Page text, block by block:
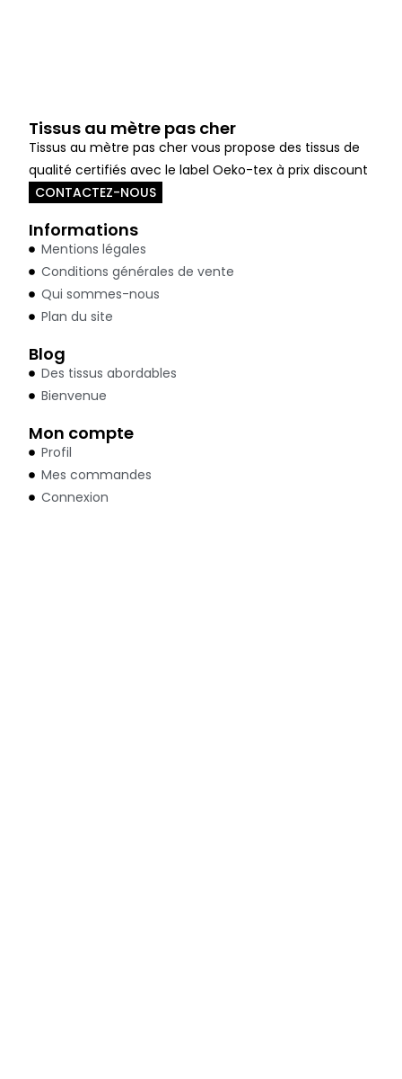
Tissus au mètre pas cher
Tissus au mètre pas cher vous propose des tissus de
qualité certifiés avec le label Oeko-tex à prix discount
CONTACTEZ-NOUS
Informations
Mentions légales
Conditions générales de vente
Qui sommes-nous
Plan du site
Blog
Des tissus abordables
Bienvenue
Mon compte
Profil
Mes commandes
Connexion